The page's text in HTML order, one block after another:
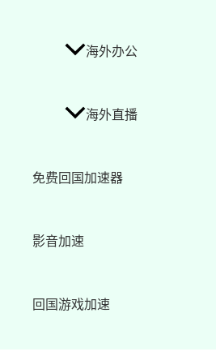
海外办公
海外直播
免费回国加速器
影音加速
回国游戏加速